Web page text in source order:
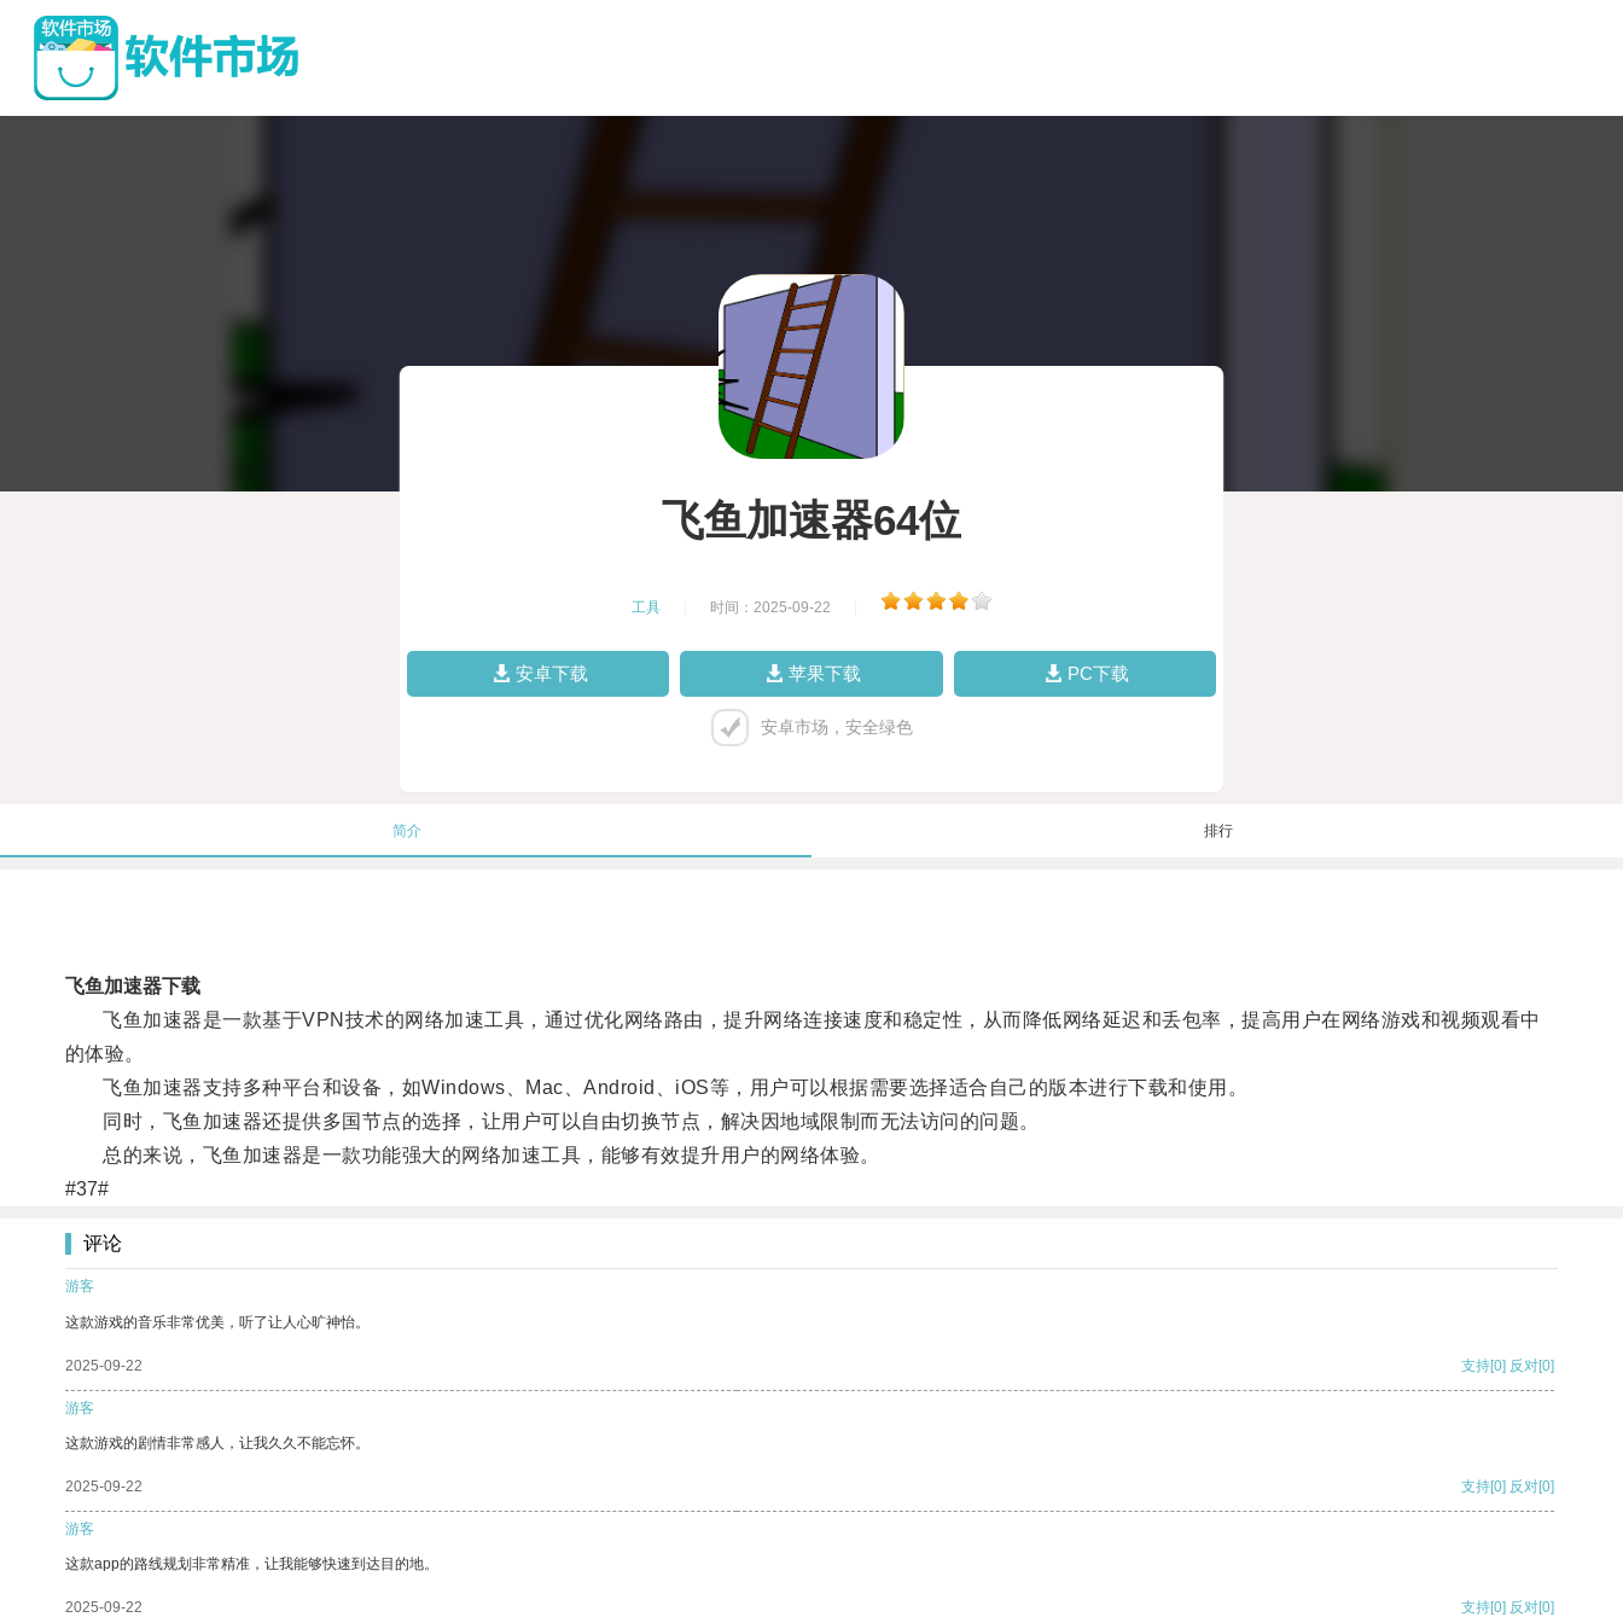
飞鱼加速器64位
工具 时间：2025-09-22
安卓下载 苹果下载 PC下载
安卓市场，安全绿色
简介 排行
飞鱼加速器下载
飞鱼加速器是一款基于VPN技术的网络加速工具，通过优化网络路由，提升网络连接速度和稳定性，从而降低网络延迟和丢包率，提高用户在网络游戏和视频观看中
的体验。
飞鱼加速器支持多种平台和设备，如Windows、Mac、Android、iOS等，用户可以根据需要选择适合自己的版本进行下载和使用。
同时，飞鱼加速器还提供多国节点的选择，让用户可以自由切换节点，解决因地域限制而无法访问的问题。
总的来说，飞鱼加速器是一款功能强大的网络加速工具，能够有效提升用户的网络体验。
#37#
评论
游客
这款游戏的音乐非常优美，听了让人心旷神怡。
2025-09-22 支持[0] 反对[0]
游客
这款游戏的剧情非常感人，让我久久不能忘怀。
2025-09-22 支持[0] 反对[0]
游客
这款app的路线规划非常精准，让我能够快速到达目的地。
2025-09-22 支持[0] 反对[0]